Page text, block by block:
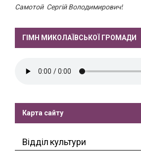
Самотой Сергій Володимирович!
ГІМН МИКОЛАЇВСЬКОЇ ГРОМАДИ
Карта сайту
Відділ культури